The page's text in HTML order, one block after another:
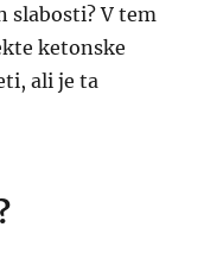
slabosti? V tem
ketonske
ali je ta